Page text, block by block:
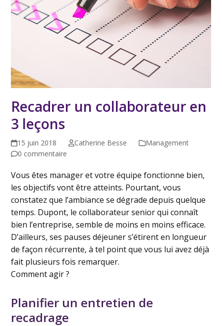
Recadrer un collaborateur en
3 leçons
15 juin 2018 Catherine Besse
Management
0 commentaire
Vous êtes manager et votre équipe fonctionne bien,
les objectifs vont être atteints. Pourtant, vous
constatez que l’ambiance se dégrade depuis quelque
temps. Dupont, le collaborateur senior qui connaît
bien l’entreprise, semble de moins en moins efficace.
D’ailleurs, ses pauses déjeuner s’étirent en longueur
de façon récurrente, à tel point que vous lui avez déjà
fait plusieurs fois remarquer.
Comment agir ?
Planifier un entretien de
recadrage